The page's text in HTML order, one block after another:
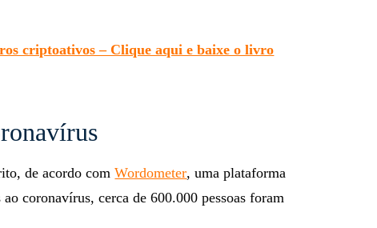
criptoativos – Clique aqui e baixe o livro
de acordo comWordometer, uma plataforma
coronavírus, cerca de 600.000 pessoas foram